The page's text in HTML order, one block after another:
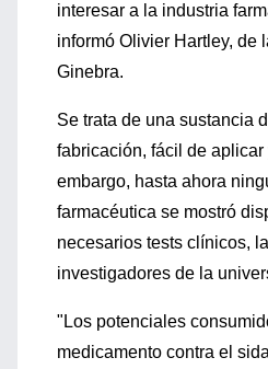
interesar a la industria
informó Olivier Hartley, de
Ginebra.
Se trata de una sustancia
fabricación, fácil de aplicar
embargo, hasta ahora
farmacéutica se mostró
necesarios tests clínicos,
investigadores de la
"Los potenciales
medicamento contra el